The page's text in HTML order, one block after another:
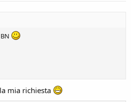
mia richiesta